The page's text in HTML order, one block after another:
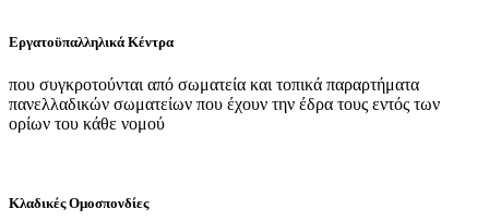
Εργατοϋπαλληλικά Κέντρα
που συγκροτούνται από σωματεία και τοπικά παραρτήματα
πανελλαδικών σωματείων που έχουν την έδρα τους εντός των
ορίων του κάθε νομού
Κλαδικές Ομοσπονδίες